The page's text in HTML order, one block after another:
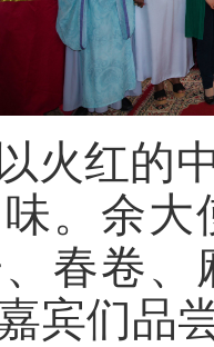
火红的
。余
春卷
宾们品